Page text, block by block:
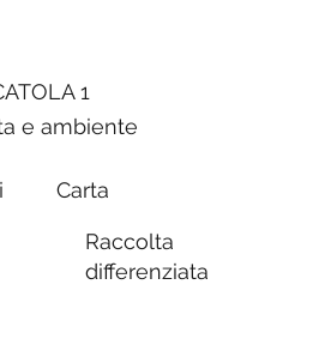
1
e ambiente
Carta
Raccolta
differenziata